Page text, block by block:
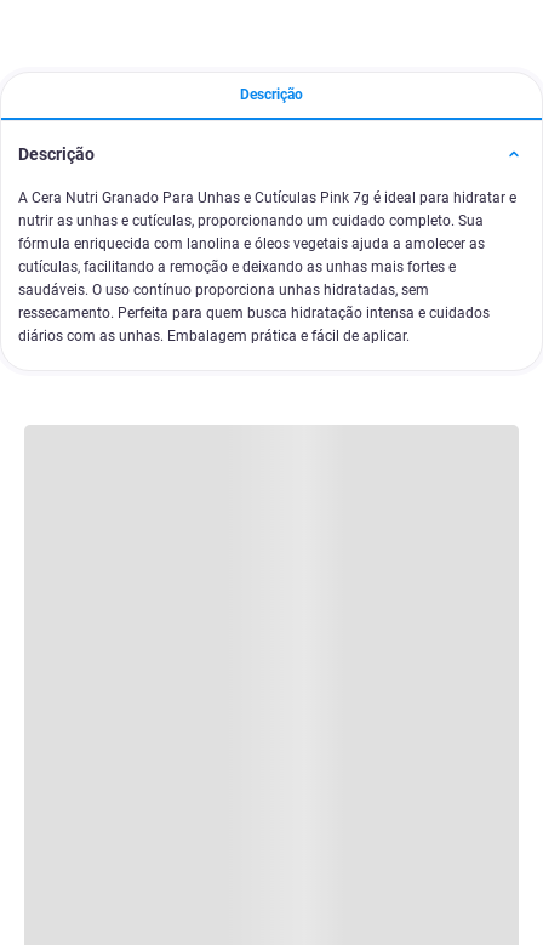
Descrição
Descrição
A Cera Nutri Granado Para Unhas e Cutículas Pink 7g é ideal para hidratar e
nutrir as unhas e cutículas, proporcionando um cuidado completo. Sua
fórmula enriquecida com lanolina e óleos vegetais ajuda a amolecer as
cutículas, facilitando a remoção e deixando as unhas mais fortes e
saudáveis. O uso contínuo proporciona unhas hidratadas, sem
ressecamento. Perfeita para quem busca hidratação intensa e cuidados
diários com as unhas. Embalagem prática e fácil de aplicar.